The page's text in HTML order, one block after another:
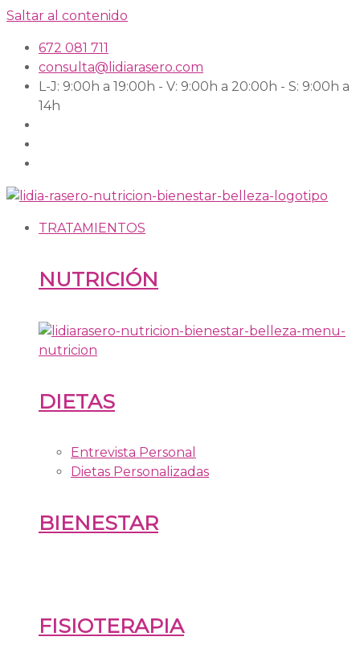
Saltar al contenido
672 081 711
consulta@lidiarasero.com
L-J: 9:00h a 19:00h - V: 9:00h a 20:00h - S: 9:00h a
14h
TRATAMIENTOS
NUTRICIÓN
DIETAS
Entrevista Personal
Dietas Personalizadas
BIENESTAR
FISIOTERAPIA